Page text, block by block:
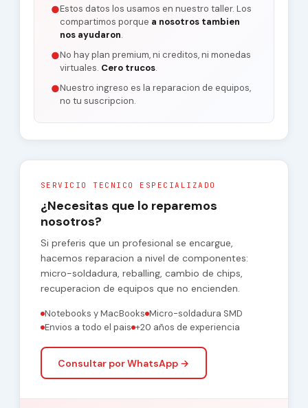
●Estos datos los usamos en nuestro taller. Los
compartimos porque a nosotros tambien
nos ayudaron.
●No hay plan premium, ni creditos, ni monedas
virtuales. Cero trucos.
●Nuestro ingreso es la reparacion de equipos,
no tu suscripcion.
SERVICIO TECNICO ESPECIALIZADO
¿Necesitas que lo reparemos
nosotros?
Si preferis que un profesional se encargue,
hacemos reparacion a nivel de componentes:
micro-soldadura, reballing, cambio de chips,
recuperacion de equipos que no encienden.
Notebooks y MacBooks Micro-soldadura SMD
Envios a todo el pais +20 años de experiencia
Consultar por WhatsApp →